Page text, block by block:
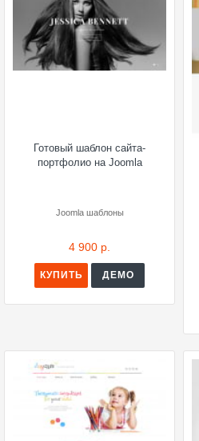
Готовый шаблон сайта-
портфолио на Joomla
Joomla шаблоны
4 900 р.
КУПИТЬ ДЕМО